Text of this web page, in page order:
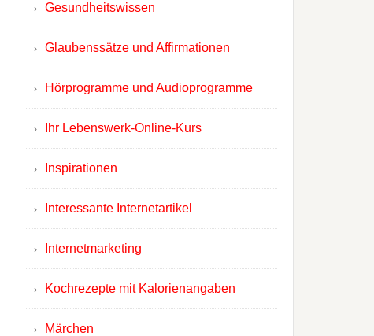
Gesundheitswissen
Glaubenssätze und Affirmationen
Hörprogramme und Audioprogramme
Ihr Lebenswerk-Online-Kurs
Inspirationen
Interessante Internetartikel
Internetmarketing
Kochrezepte mit Kalorienangaben
Märchen